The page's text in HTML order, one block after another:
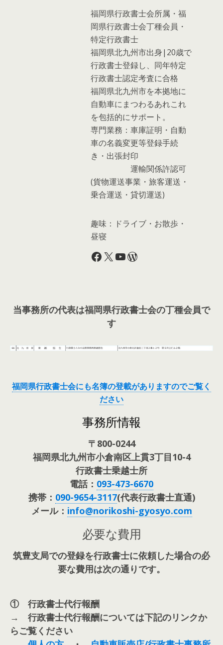
福岡県行政書士会所属・福
岡県行政書士会丁種会員・
特定行政書士
福岡県北九州市出身|20歳で
行政書士登録し、同年特定
行政書士認定考査に合格
福岡県北九州市を本拠地に
自動車にまつわるあれこれ
を包括的にサポート。
専門業務：車庫証明・自動
車の名義変更等登録手続
き・出張封印
運輸関係許認可
(貨物運送事業・旅客運送・
乗合運送・貸切運送)
趣味：ドライブ・お散歩・
昼寝
Facebook
X YouTube
WordPress
当事務所の代表は福岡県行政書士会の丁種会員で
す
福岡県行政書士会にも名簿の登載がありますのでご覧く
ださい
事務所情報
〒800-0244
福岡県北九州市小倉南区上貫3丁目10-4
行政書士乗越士所
電話： 093-473-6670
携帯： 090-9654-3117(代表行政書士直通)
メール： info@norikoshi-gyosyo.com
必要な費用
筑豊支局での登録を行政書士に依頼した場合の必
要な費用は次の通りです。
① 行政書士代行報酬
→ 行政書士代行報酬については下記のリンクか
らご覧ください